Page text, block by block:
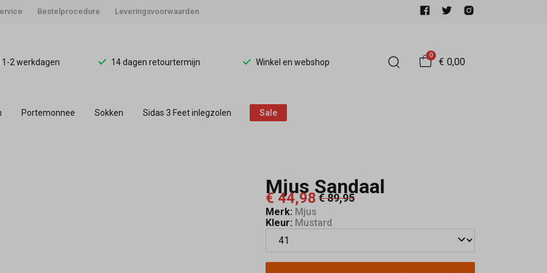
Bestelprocedure Leveringsvoorwaarden
1-2 werkdagen 14 dagen retourtermijn Winkel en webshop
0
€ 0,00
Portemonnee Sokken Sidas 3 Feet inlegzolen Sale
Mjus Sandaal
€ 44,98 € 89,95
Merk: Mjus
Kleur: Mustard